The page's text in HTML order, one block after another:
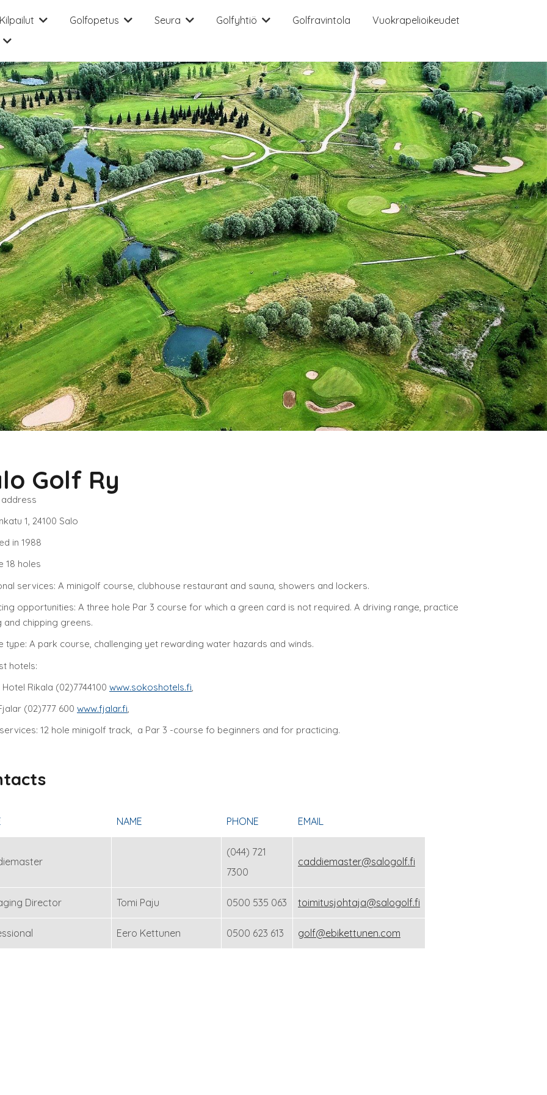
Kilpailut Golfopetus Seura Golfyhtiö Golfravintola
Vuokrapelioikeudet
Golf Ry
1, 24100 Salo
in 1988
18 holes
services: A minigolf course, clubhouse restaurant and sauna, showers and lockers.
opportunities: A three hole Par 3 course for which a green card is not required. A driving range, practice
and chipping greens.
type: A park course, challenging yet rewarding water hazards and winds.
hotels:
Rikala (02)7744100 www.sokoshotels.fi
(02)777 600 www.fjalar.fi,
12 hole minigolf track, a Par 3 -course fo beginners and for practicing.
NAME PHONE EMAIL
(044) 721
7300
caddiemaster@salogolf.fi
Director Tomi Paju 0500 535 063 toimitusjohtaja@salogolf.fi
Eero Kettunen 0500 623 613 golf@ebikettunen.com